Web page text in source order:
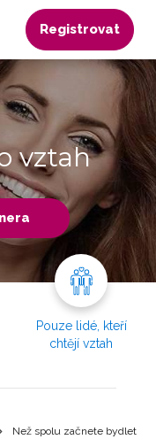
Registrovat
vztah
Pouze lidé, kteří
chtějí vztah
Než spolu začnete bydlet